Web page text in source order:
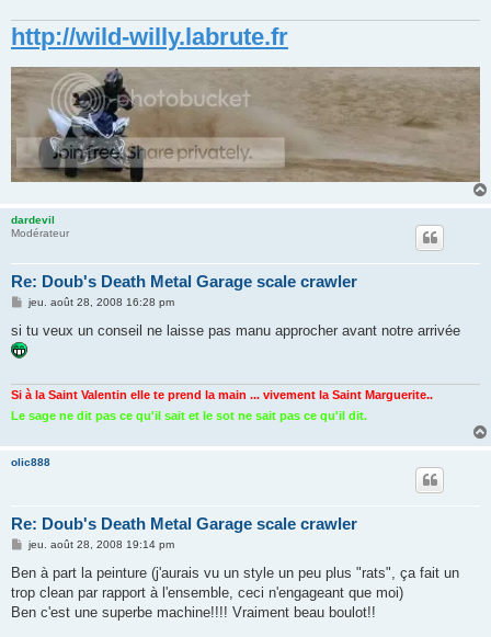
http://wild-willy.labrute.fr
dardevil
Modérateur
Re: Doub's Death Metal Garage scale crawler
M
s
s
a
jeu. août 28, 2008 16:28 pm
si tu veux un conseil ne laisse pas manu approcher avant notre arrivée
Si à la Saint Valentin elle te prend la main ... vivement la Saint Marguerite..
Le sage ne dit pas ce qu'il sait et le sot ne sait pas ce qu'il dit.
olic888
Re: Doub's Death Metal Garage scale crawler
M
s
a
g
jeu. août 28, 2008 19:14 pm
Ben à part la peinture (j'aurais vu un style un peu plus "rats", ça fait un
trop clean par rapport à l'ensemble, ceci n'engageant que moi)
Ben c'est une superbe machine!!!! Vraiment beau boulot!!